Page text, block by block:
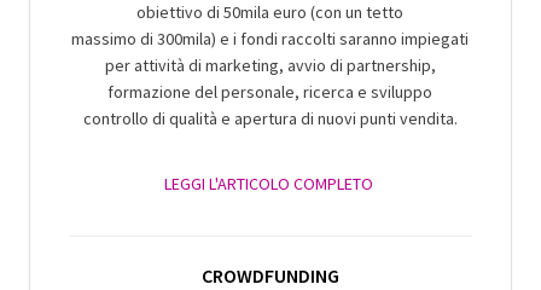
obiettivo di 50mila euro (con un tetto
massimo di 300mila) e i fondi raccolti saranno impiegati
per attività di marketing, avvio di partnership,
formazione del personale, ricerca e sviluppo
controllo di qualità e apertura di nuovi punti vendita.
LEGGI L'ARTICOLO COMPLETO
CROWDFUNDING